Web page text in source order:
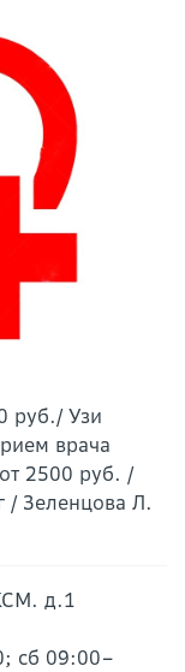
руб./ Узи
врача
2500 руб. /
/ Зеленцова Л.
д.1
сб 09:00–